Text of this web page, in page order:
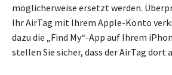
möglicherweise ersetzt werden.
Ihr AirTag mit Ihrem Apple-Konto
dazu die „Find My“-App auf Ihrem
stellen Sie sicher, dass der AirTag dort